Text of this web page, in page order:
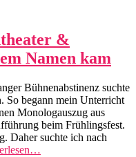
&
Namen kam
Bühnenabstinenz suchte
So begann mein Unterricht
Monologauszug aus
beim Frühlingsfest.
Daher suchte ich nach